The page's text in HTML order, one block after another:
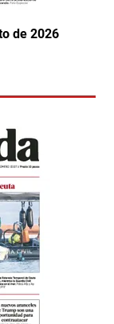
de 2026